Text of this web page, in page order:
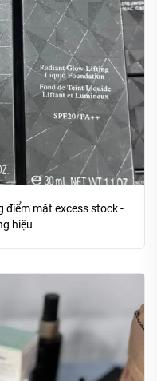
điểm mặt excess stock -
hiệu